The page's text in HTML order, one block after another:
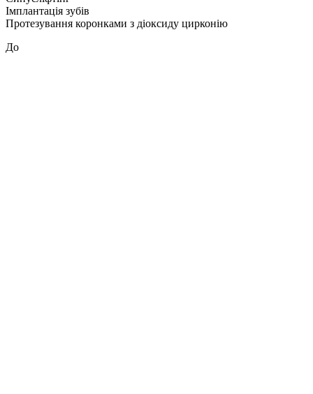
Імплантація зубів
Протезування коронками з діоксиду цирконію
До